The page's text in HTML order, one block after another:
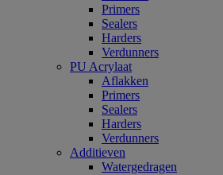
Primers
Sealers
Harders
Verdunners
PU Acrylaat
Aflakken
Primers
Sealers
Harders
Verdunners
Additieven
Watergedragen